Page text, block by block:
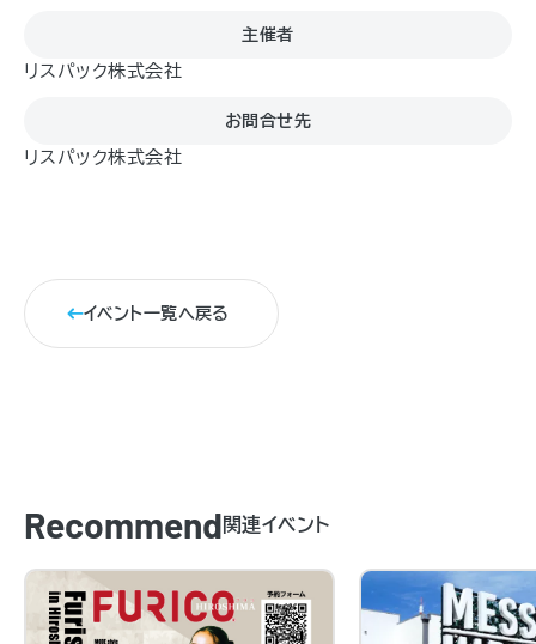
主催者
リスパック株式会社
お問合せ先
リスパック株式会社
イベント一覧へ戻る
Recommend関連イベント